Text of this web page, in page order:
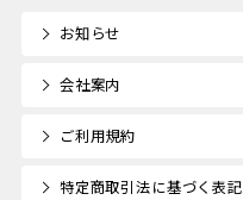
お知らせ
会社案内
ご利用規約
特定商取引法に基づく表記